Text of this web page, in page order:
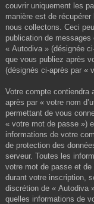
couvrir uniquement les
manière est de
nous collectons. Ceci
publication de messages
« Autodiva » (désignée
que vous publiez après
(désignés ci-après par «
Votre compte contiendra
après par « votre nom
permettant de vous
« votre mot de passe »)
informations de votre
de protection des
serveur. Toutes les
votre mot de passe et
durant votre inscription,
discrétion de « Autodiva
quelles informations de